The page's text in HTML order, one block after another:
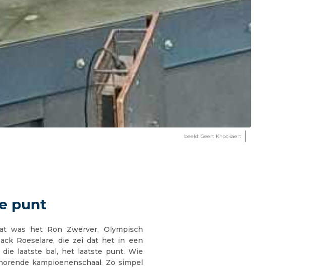
beeld: Geert Knockaert
punt
was het Ron Zwerver, Olympisch
Roeselare, die zei dat het in een
laatste bal, het laatste punt. Wie
kampioenenschaal. Zo simpel